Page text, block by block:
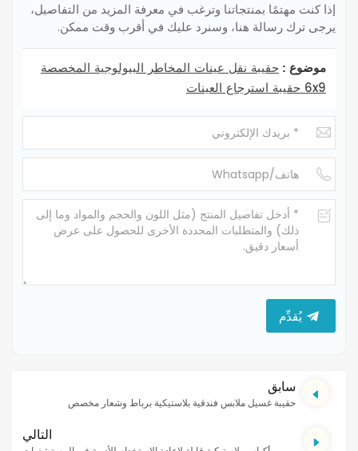
إذا كنت مهتمًا بمنتجاتنا وترغب في معرفة المزيد من التفاصيل،
يرجى ترك رسالة هنا، وسنرد عليك في أقرب وقت ممكن.
موضوع : حقيبة نقل عينات المخاطر البيولوجية المخصصة
6x9 حقيبة استرجاع العينات
يُقدِّم
سابق
حقيبة غسيل ملابس فندقية بلاستيكية برباط وشعار مخصص
التالي